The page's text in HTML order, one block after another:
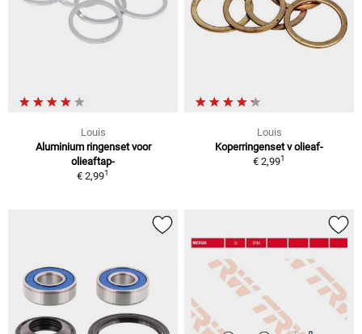
Louis
Aluminium ringenset voor
olieaftap-
€ 2,991
Louis
Koperringenset v olieaf-
€ 2,991